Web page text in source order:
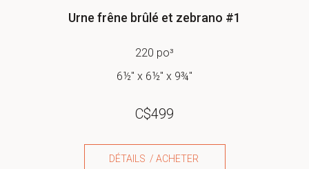
Urne frêne brûlé et zebrano #1
220 po³
6½" x 6½" x 9¾"
C$499
DÉTAILS / ACHETER